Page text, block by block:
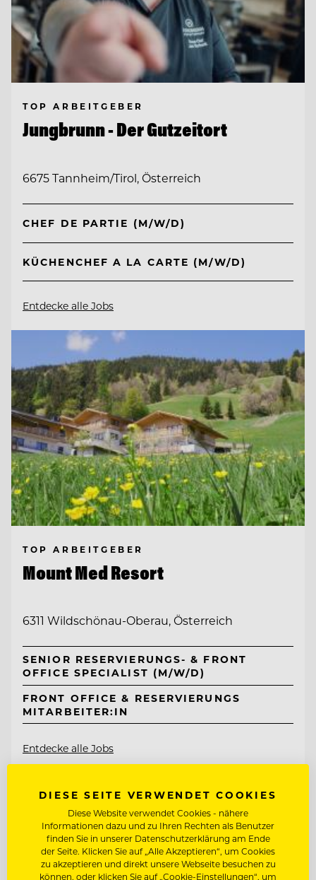
TOP ARBEITGEBER
Jungbrunn - Der Gutzeitort
6675 Tannheim/Tirol, Österreich
CHEF DE PARTIE (M/W/D)
KÜCHENCHEF A LA CARTE (M/W/D)
Entdecke alle Jobs
TOP ARBEITGEBER
Mount Med Resort
6311 Wildschönau-Oberau, Österreich
SENIOR RESERVIERUNGS- & FRONT
OFFICE SPECIALIST (M/W/D)
FRONT OFFICE & RESERVIERUNGS
MITARBEITER:IN
Entdecke alle Jobs
DIESE SEITE VERWENDET COOKIES
Diese Website verwendet Cookies - nähere
Informationen dazu und zu Ihren Rechten als Benutzer
finden Sie in unserer Datenschutzerklärung am Ende
der Seite. Klicken Sie auf „Alle Akzeptieren“, um Cookies
zu akzeptieren und direkt unsere Webseite besuchen zu
können, oder klicken Sie auf „Cookie-Einstellungen“, um